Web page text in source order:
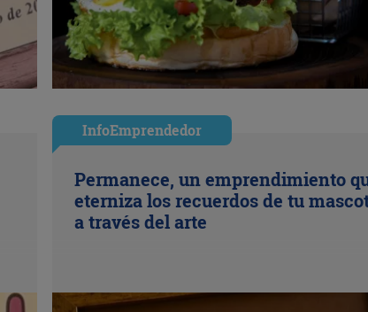
InfoEmprendedor
Permanece, un emprendimiento
eterniza los recuerdos de tu
a través del arte